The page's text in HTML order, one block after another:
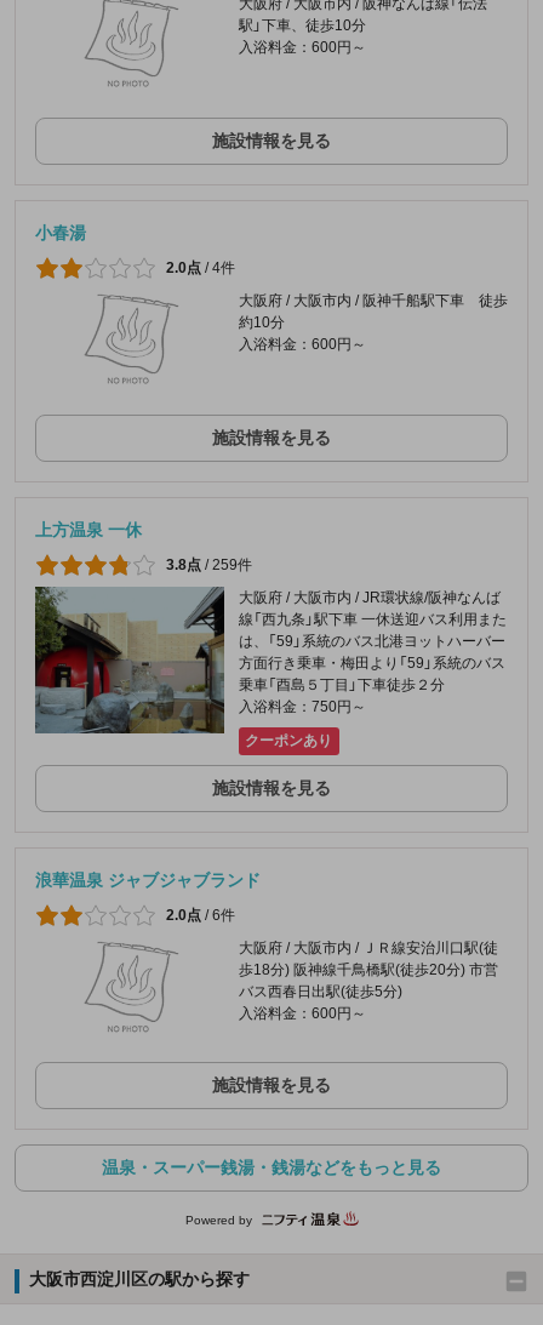
大阪府 / 大阪市内 / 阪神なんば線「伝法
駅」下車、徒歩10分
入浴料金：600円～
施設情報を見る
小春湯
2.0点 /4件
大阪府 / 大阪市内 / 阪神千船駅下車 徒歩
約10分
入浴料金：600円～
施設情報を見る
上方温泉 一休
3.8点 /259件
大阪府 / 大阪市内 / JR環状線/阪神なんば
線「西九条」駅下車 一休送迎バス利用また
は、「59」系統のバス北港ヨットハーバー
方面行き乗車・梅田より「59」系統のバス
乗車「酉島５丁目」下車徒歩２分
入浴料金：750円～
クーポンあり
施設情報を見る
浪華温泉 ジャブジャブランド
2.0点 /6件
大阪府 / 大阪市内 / ＪＲ線安治川口駅(徒
歩18分) 阪神線千鳥橋駅(徒歩20分) 市営
バス西春日出駅(徒歩5分)
入浴料金：600円～
施設情報を見る
温泉・スーパー銭湯・銭湯などをもっと見る
Powered by
大阪市西淀川区の駅から探す